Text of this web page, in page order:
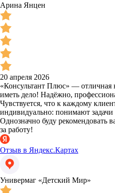
Арина Янцен
20 апреля 2026
«Консультант Плюс» — отличная
иметь дело! Надёжно,
Чувствуется, что к каждому
индивидуально: понимают
Однозначно буду рекомендовать
за работу!
Отзыв в Яндекс.Картах
Универмаг «Детский Мир»